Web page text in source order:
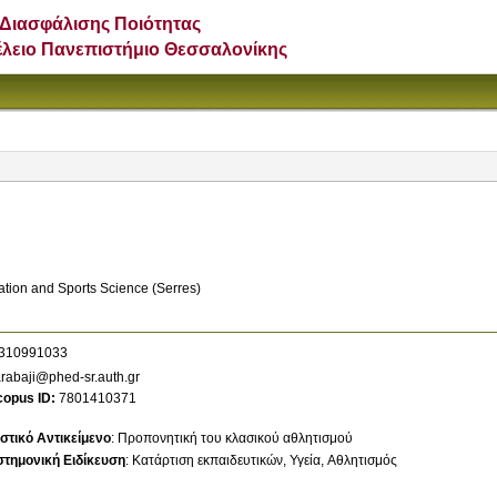
Ποιότητας
Πανεπιστήμιο Θεσσαλονίκης
and Sports Science (Serres)
sr.auth.gr
ID 7801410371
Αντικείμενο: Προπονητική του κλασικού αθλητισμού
Ειδίκευση: Κατάρτιση εκπαιδευτικών Υγεία Αθλητισμός